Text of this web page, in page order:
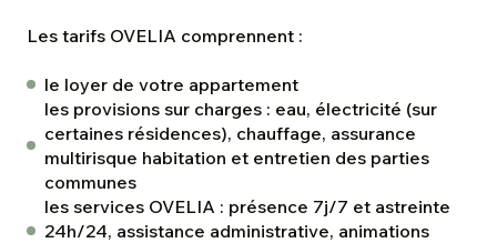
Les tarifs OVELIA comprennent :
le loyer de votre appartement
les provisions sur charges : eau, électricité (sur
certaines résidences), chauffage, assurance
multirisque habitation et entretien des parties
communes
les services OVELIA : présence 7j/7 et astreinte
24h/24, assistance administrative, animations